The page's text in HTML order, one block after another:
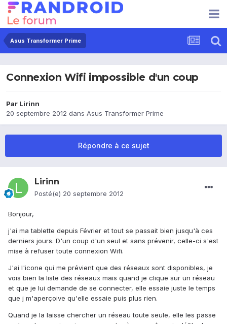
Asus Transformer Prime
Connexion Wifi impossible d'un coup
Par Lirinn
20 septembre 2012 dans Asus Transformer Prime
Répondre à ce sujet
Lirinn
Posté(e) 20 septembre 2012
Bonjour,
j'ai ma tablette depuis Février et tout se passait bien jusqu'à ces
derniers jours. D'un coup d'un seul et sans prévenir, celle-ci s'est
mise à refuser toute connexion Wifi.
J'ai l'icone qui me prévient que des réseaux sont disponibles, je
vois bien la liste des réseaux mais quand je clique sur un réseau
et que je lui demande de se connecter, elle essaie juste le temps
que j m'aperçoive qu'elle essaie puis plus rien.
Quand je la laisse chercher un réseau toute seule, elle les passe